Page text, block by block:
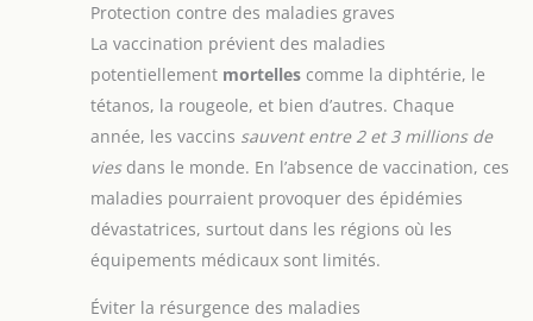
Protection contre des maladies graves
La vaccination prévient des maladies
potentiellement mortelles comme la diphtérie, le
tétanos, la rougeole, et bien d’autres. Chaque
année, les vaccins sauvent entre 2 et 3 millions de
viesdans le monde. En l’absence de vaccination, ces
maladies pourraient provoquer des épidémies
dévastatrices, surtout dans les régions où les
équipements médicaux sont limités.
Éviter la résurgence des maladies